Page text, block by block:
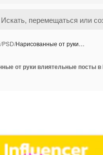
/PSD/Нарисованные от руки…
от руки влиятельные посты в